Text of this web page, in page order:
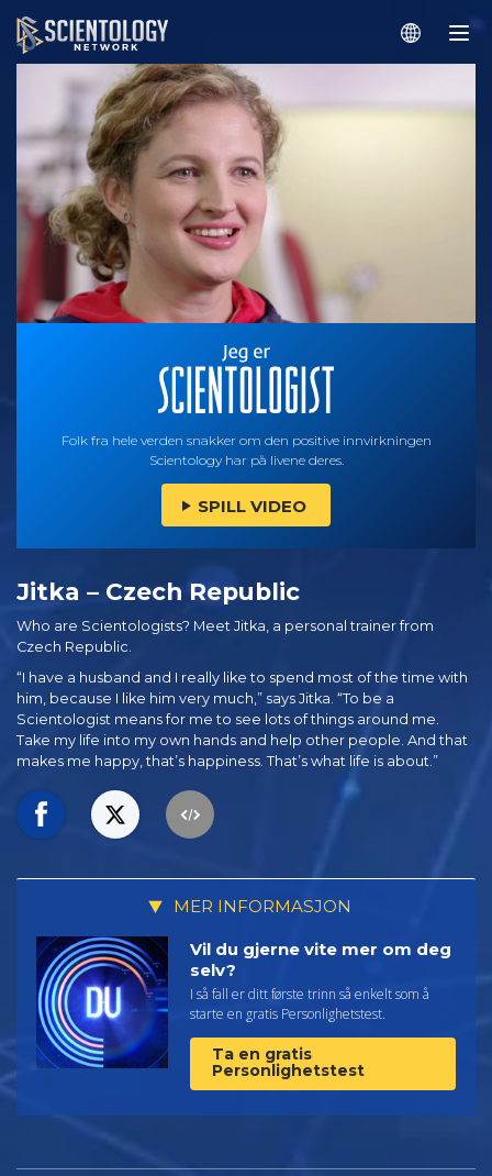
Folk fra hele verden snakker om den positive innvirkningen
Scientology har på livene deres.
SPILL VIDEO
Jitka – Czech Republic
Who are Scientologists? Meet Jitka, a personal trainer from
Czech Republic.
“I have a husband and I really like to spend most of the time with
him, because I like him very much,” says Jitka. “To be a
Scientologist means for me to see lots of things around me.
Take my life into my own hands and help other people. And that
makes me happy, that’s happiness. That’s what life is about.”
MER INFORMASJON
Vil du gjerne vite mer om deg
selv?
I så fall er ditt første trinn så enkelt som å
starte en gratis Personlighetstest.
Ta en gratis
Personlighetstest